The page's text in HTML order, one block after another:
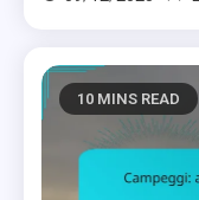
10 MINS READ